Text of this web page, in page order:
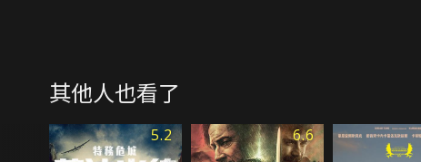
其他人也看了
5.2 6.6